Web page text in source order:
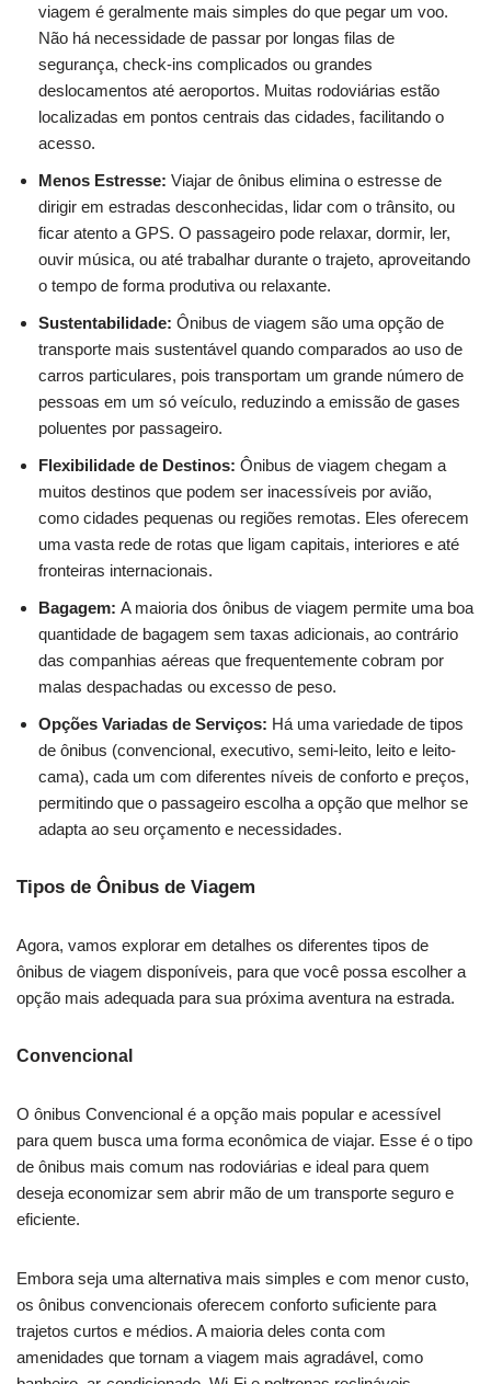
viagem é geralmente mais simples do que pegar um voo.
Não há necessidade de passar por longas filas de
segurança, check-ins complicados ou grandes
deslocamentos até aeroportos. Muitas rodoviárias estão
localizadas em pontos centrais das cidades, facilitando o
acesso.
Menos Estresse: Viajar de ônibus elimina o estresse de
dirigir em estradas desconhecidas, lidar com o trânsito, ou
ficar atento a GPS. O passageiro pode relaxar, dormir, ler,
ouvir música, ou até trabalhar durante o trajeto, aproveitando
o tempo de forma produtiva ou relaxante.
Sustentabilidade: Ônibus de viagem são uma opção de
transporte mais sustentável quando comparados ao uso de
carros particulares, pois transportam um grande número de
pessoas em um só veículo, reduzindo a emissão de gases
poluentes por passageiro.
Flexibilidade de Destinos: Ônibus de viagem chegam a
muitos destinos que podem ser inacessíveis por avião,
como cidades pequenas ou regiões remotas. Eles oferecem
uma vasta rede de rotas que ligam capitais, interiores e até
fronteiras internacionais.
Bagagem: A maioria dos ônibus de viagem permite uma boa
quantidade de bagagem sem taxas adicionais, ao contrário
das companhias aéreas que frequentemente cobram por
malas despachadas ou excesso de peso.
Opções Variadas de Serviços: Há uma variedade de tipos
de ônibus (convencional, executivo, semi-leito, leito e leito-
cama), cada um com diferentes níveis de conforto e preços,
permitindo que o passageiro escolha a opção que melhor se
adapta ao seu orçamento e necessidades.
Tipos de Ônibus de Viagem
Agora, vamos explorar em detalhes os diferentes tipos de
ônibus de viagem disponíveis, para que você possa escolher a
opção mais adequada para sua próxima aventura na estrada.
Convencional
O ônibus Convencional é a opção mais popular e acessível
para quem busca uma forma econômica de viajar. Esse é o tipo
de ônibus mais comum nas rodoviárias e ideal para quem
deseja economizar sem abrir mão de um transporte seguro e
eficiente.
Embora seja uma alternativa mais simples e com menor custo,
os ônibus convencionais oferecem conforto suficiente para
trajetos curtos e médios. A maioria deles conta com
amenidades que tornam a viagem mais agradável, como